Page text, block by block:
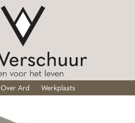
Over Ard Werkplaats